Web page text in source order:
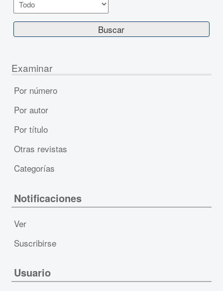
Examinar
Por número
Por autor
Por título
Otras revistas
Categorías
Notificaciones
Ver
Suscribirse
Usuario